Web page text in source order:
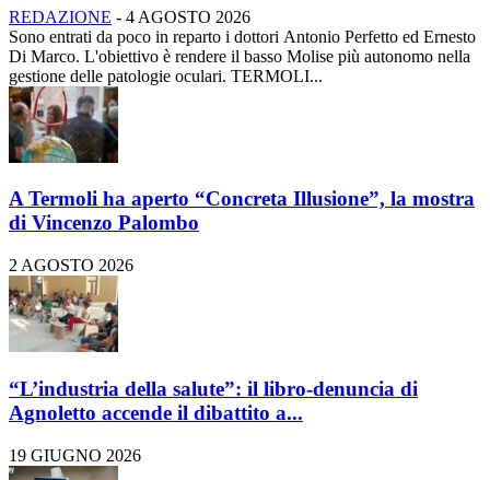
REDAZIONE - 4 AGOSTO 2026
Sono entrati da poco in reparto i dottori Antonio Perfetto ed Ernesto
Di Marco. L'obiettivo è rendere il basso Molise più autonomo nella
gestione delle patologie oculari. TERMOLI...
A Termoli ha aperto “Concreta Illusione”, la mostra
di Vincenzo Palombo
2 AGOSTO 2026
“L’industria della salute”: il libro-denuncia di
Agnoletto accende il dibattito a...
19 GIUGNO 2026